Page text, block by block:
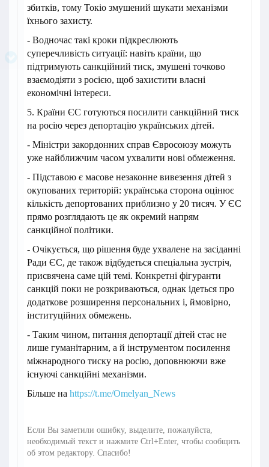
збитків, тому Токіо змушений шукати механізми
їхнього захисту.
- Водночас такі кроки підкреслюють
суперечливість ситуації: навіть країни, що
підтримують санкційний тиск, змушені точково
взаємодіяти з росією, щоб захистити власні
економічні інтереси.
5. Країни ЄС готуються посилити санкційний тиск
на росію через депортацію українських дітей.
- Міністри закордонних справ Євросоюзу можуть
уже найближчим часом ухвалити нові обмеження.
- Підставою є масове незаконне вивезення дітей з
окупованих територій: українська сторона оцінює
кількість депортованих приблизно у 20 тисяч. У ЄС
прямо розглядають це як окремий напрям
санкційної політики.
- Очікується, що рішення буде ухвалене на засіданні
Ради ЄС, де також відбудеться спеціальна зустріч,
присвячена саме цій темі. Конкретні фігуранти
санкцій поки не розкриваються, однак ідеться про
додаткове розширення персональних і, ймовірно,
інституційних обмежень.
- Таким чином, питання депортації дітей стає не
лише гуманітарним, а й інструментом посилення
міжнародного тиску на росію, доповнюючи вже
існуючі санкційні механізми.
Більше на https://t.me/Omelyan_News
Если Вы заметили ошибку, выделите, пожалуйста,
необходимый текст и нажмите Ctrl+Enter, чтобы сообщить
об этом редактору. Спасибо!